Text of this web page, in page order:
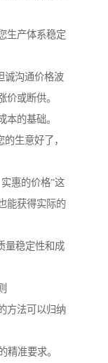
生产体系稳定
诚沟通价格波
或断供。
的基础。
生意好了，
惠的价格”这
能获得实际的
量稳定性和成
方法可以归纳
精准要求。